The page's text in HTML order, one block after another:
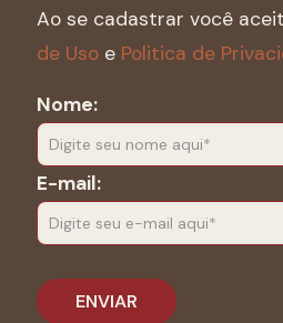
Ao se cadastrar você
de Uso e Politica de
Nome:
E-mail: